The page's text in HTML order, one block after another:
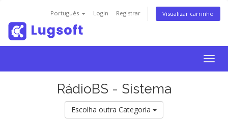
Português Login Registrar Visualizar carrinho
RádioBS - Sistema
Escolha outra Categoria